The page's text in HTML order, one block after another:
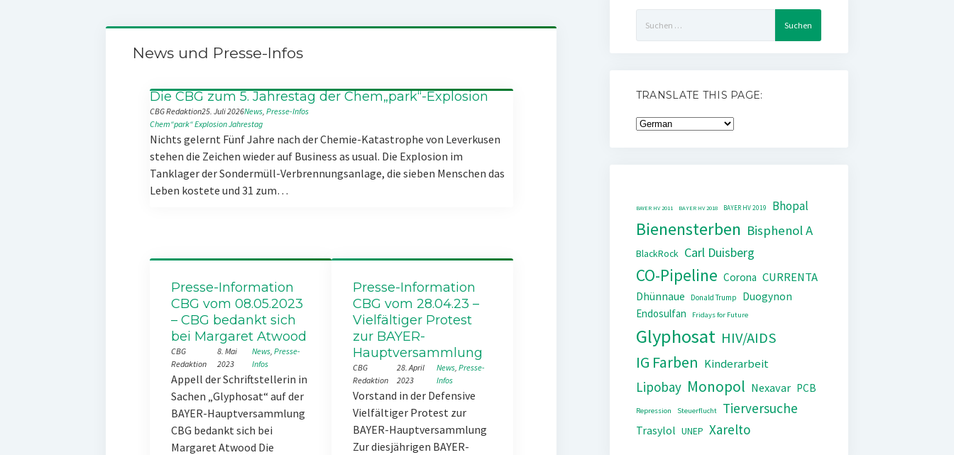
News und Presse-Infos
Die CBG zum 5. Jahrestag der Chem„park“-Explosion
CBG Redaktion25. Juli 2026News, Presse-Infos
Chem“park“ExplosionJahrestag
Nichts gelernt Fünf Jahre nach der Chemie-Katastrophe von Leverkusen
stehen die Zeichen wieder auf Business as usual. Die Explosion im
Tanklager der Sondermüll-Verbrennungsanlage, die sieben Menschen das
Leben kostete und 31 zum…
Presse-Information
CBG vom 08.05.2023
– CBG bedankt sich
bei Margaret Atwood
CBG
Redaktion
8. Mai
2023
News, Presse-
Infos
Appell der Schriftstellerin in
Sachen „Glyphosat“ auf der
BAYER-Hauptversammlung
CBG bedankt sich bei
Margaret Atwood Die
Presse-Information
CBG vom 28.04.23 –
Vielfältiger Protest
zur BAYER-
Hauptversammlung
CBG
Redaktion
28. April
2023
News, Presse-
Infos
Vorstand in der Defensive
Vielfältiger Protest zur
BAYER-Hauptversammlung
Zur diesjährigen BAYER-
nach:
TRANSLATE THIS PAGE:
BAYER HV 2011 BAYER HV 2018 BAYER HV 2019 Bhopal
Bienensterben Bisphenol A
BlackRock Carl Duisberg
CO-Pipeline Corona CURRENTA
Dhünnaue Donald Trump
Duogynon
Endosulfan
Fridays for Future
Glyphosat HIV/AIDS
IG Farben Kinderarbeit
Lipobay Monopol Nexavar PCB
Repression Steuerflucht Tierversuche
Trasylol UNEP Xarelto